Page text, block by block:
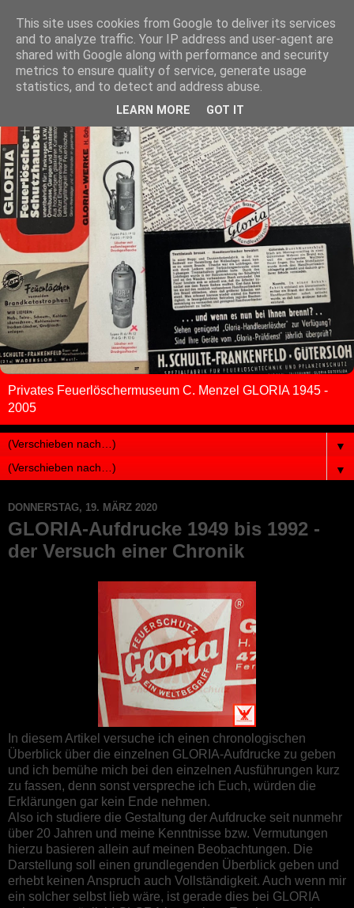
Privates Feuerlöschermuseum C. Menzel GLORIA 1945 -
2005
▼
▼
DONNERSTAG, 19. MÄRZ 2020
GLORIA-Aufdrucke 1949 bis 1992 -
der Versuch einer Chronik
In diesem Artikel versuche ich einen chronologischen
Überblick über die einzelnen GLORIA-Aufdrucke zu geben
und ich bemühe mich bei den einzelnen Ausführungen kurz
zu fassen, denn sonst verspreche ich Euch, würden die
Erklärungen gar kein Ende nehmen.
Also ich studiere die Gestaltung der Aufdrucke seit nunmehr
über 20 Jahren und meine Kenntnisse bzw. Vermutungen
hierzu basieren allein auf meinen Beobachtungen. Die
Darstellung soll einen grundlegenden Überblick geben und
erhebt keinen Anspruch auch Vollständigkeit. Auch wenn mir
ein solcher selbst lieb wäre, ist gerade dies bei GLORIA
This site uses cookies from Google to deliver its services
and to analyze traffic. Your IP address and user-agent are
shared with Google along with performance and security
metrics to ensure quality of service, generate usage
statistics, and to detect and address abuse.
LEARN MORE GOT IT